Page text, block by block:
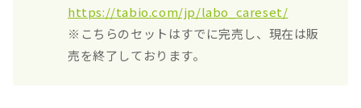
https://tabio.com/jp/labo_careset/
※こちらのセットはすでに完売し、現在は販
売を終了しております。